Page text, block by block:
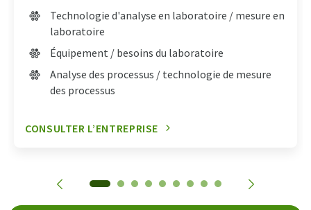
Technologie d'analyse en laboratoire / mesure en
laboratoire
Équipement / besoins du laboratoire
Analyse des processus / technologie de mesure
des processus
CONSULTER L’ENTREPRISE